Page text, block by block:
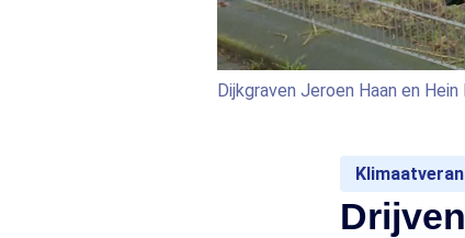
Dijkgraven Jeroen Haan en Hein